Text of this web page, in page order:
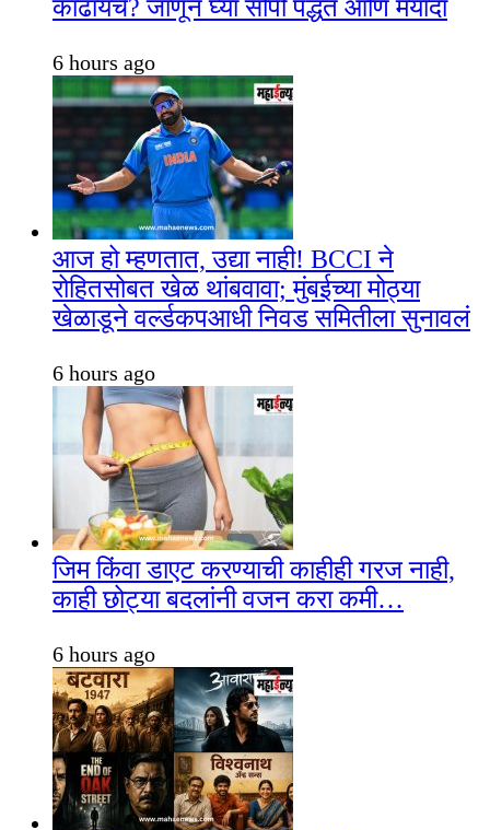
काढायचे? जाणून घ्या सोपी पद्धत आणि मर्यादा
6 hours ago
आज हो म्हणतात, उद्या नाही! BCCI ने
रोहितसोबत खेळ थांबवावा; मुंबईच्या मोठ्या
खेळाडूने वर्ल्डकपआधी निवड समितीला सुनावलं
6 hours ago
जिम किंवा डाएट करण्याची काहीही गरज नाही,
काही छोट्या बदलांनी वजन करा कमी…
6 hours ago